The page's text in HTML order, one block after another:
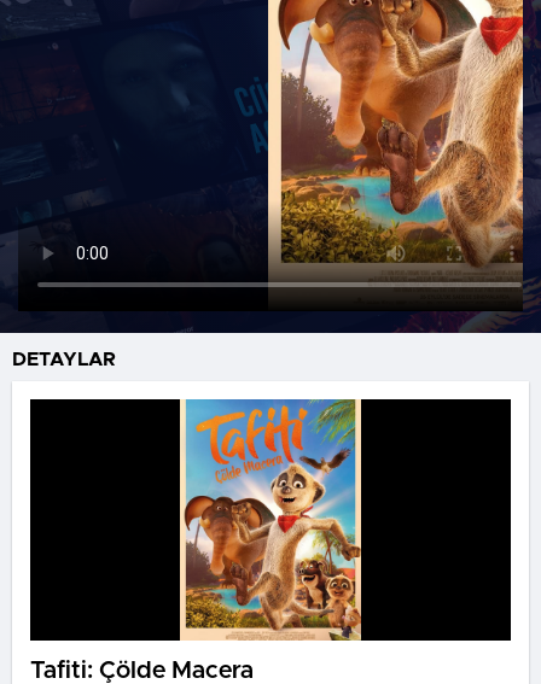
DETAYLAR
Tafiti: Çölde Macera